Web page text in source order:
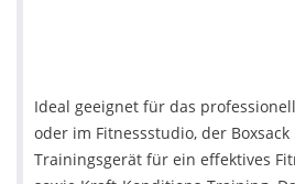
Ideal geeignet für das
oder im Fitnessstudio, der
Trainingsgerät für ein effektives